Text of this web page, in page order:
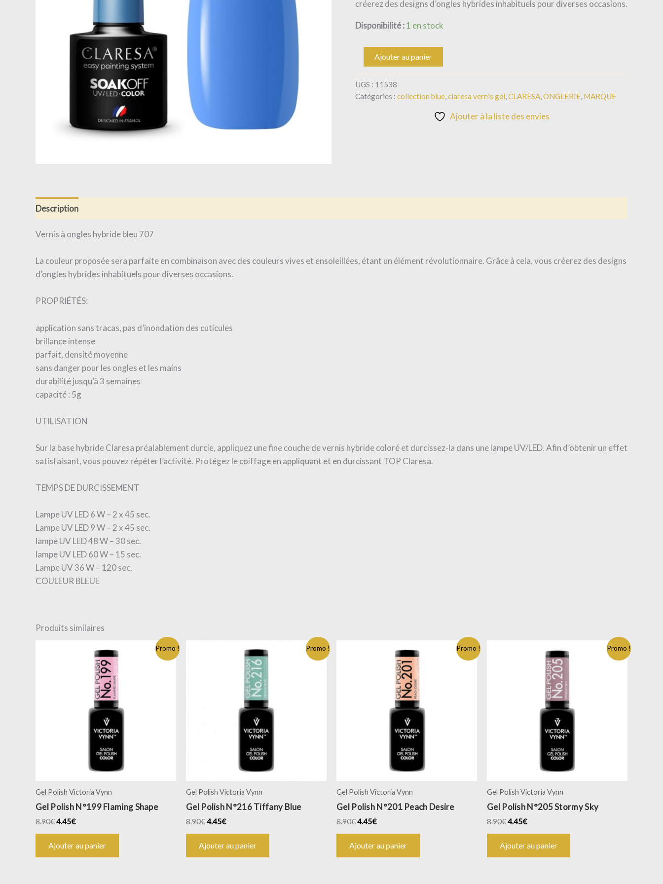
créerez des designs d’ongles hybrides inhabituels pour diverses occasions.
Disponibilité :1 en stock
Ajouter au panier
UGS : 11538
Catégories : collection blue,claresa vernis gel,CLARESA,ONGLERIE, MARQUE
Ajouter à la liste des envies
Description
Vernis à ongles hybride bleu 707
La couleur proposée sera parfaite en combinaison avec des couleurs vives et ensoleillées, étant un élément révolutionnaire. Grâce à cela, vous créerez des designs
d’ongles hybrides inhabituels pour diverses occasions.
PROPRIÉTÉS:
application sans tracas, pas d’inondation des cuticules
brillance intense
parfait, densité moyenne
sans danger pour les ongles et les mains
durabilité jusqu’à 3 semaines
capacité : 5g
UTILISATION
Sur la base hybride Claresa préalablement durcie, appliquez une fine couche de vernis hybride coloré et durcissez-la dans une lampe UV/LED. Afin d’obtenir un effet
satisfaisant, vous pouvez répéter l’activité. Protégez le coiffage en appliquant et en durcissant TOP Claresa.
TEMPS DE DURCISSEMENT
Lampe UV LED 6 W – 2 x 45 sec.
Lampe UV LED 9 W – 2 x 45 sec.
lampe UV LED 48 W – 30 sec.
lampe UV LED 60 W – 15 sec.
Lampe UV 36 W – 120 sec.
COULEUR BLEUE
Produits similaires
Promo !
Gel Polish Victoria Vynn
Gel Polish N°199 Flaming Shape
8.90€4.45€
Ajouter au panier
Promo !
Gel Polish Victoria Vynn
Gel Polish N°216 Tiffany Blue
8.90€4.45€
Ajouter au panier
Promo !
Gel Polish Victoria Vynn
Gel Polish N°201 Peach Desire
8.90€4.45€
Ajouter au panier
Promo !
Gel Polish Victoria Vynn
Gel Polish N°205 Stormy Sky
8.90€4.45€
Ajouter au panier